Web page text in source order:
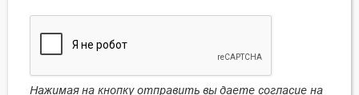
Нажимая на кнопку отправить вы даете согласие на